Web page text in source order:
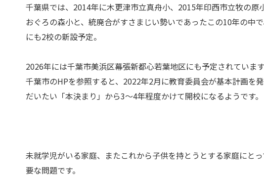
千葉県では、2014年に木更津市立真舟小、2015年印西市立牧の
おぐろの森小と、統廃合がすさまじい勢いであったこの10年の中
にも2校の新設予定。
2026年には千葉市美浜区幕張新都心若葉地区にも予定されています
千葉市のHPを参照すると、2022年2月に教育委員会が基本計画を発
だいたい「本決まり」から3～4年程度かけて開校になるようです。
未就学児がいる家庭、またこれから子供を持とうとする家庭にと
要な問題です。